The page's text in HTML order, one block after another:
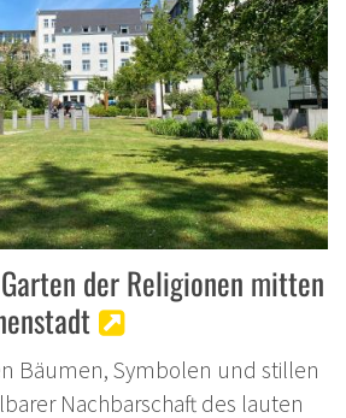
der Religionen mitten
Bäumen, Symbolen und stillen
Nachbarschaft des lauten